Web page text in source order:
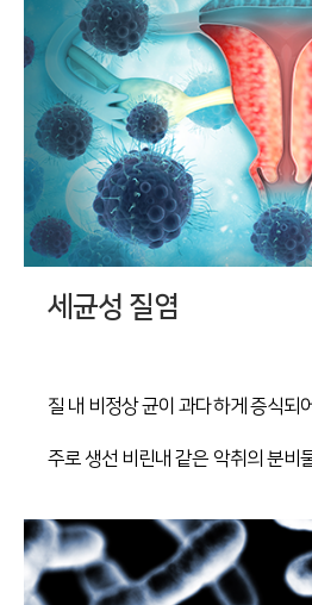
세균성 질염
질 내 비정상 균이 과다하게 증식되
주로 생선 비린내 같은 악취의 분비